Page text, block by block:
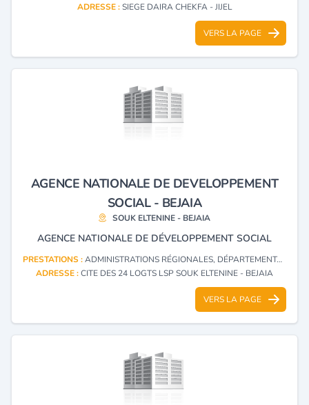
ADRESSE :SIEGE DAIRA CHEKFA - JIJEL
VERS LA PAGE
AGENCE NATIONALE DE DEVELOPPEMENT
SOCIAL - BEJAIA
SOUK ELTENINE - BEJAIA
AGENCE NATIONALE DE DÉVELOPPEMENT SOCIAL
PRESTATIONS :ADMINISTRATIONS RÉGIONALES, DÉPARTEMENTALES ET LOCALES
ADRESSE :CITE DES 24 LOGTS LSP SOUK ELTENINE - BEJAIA
VERS LA PAGE